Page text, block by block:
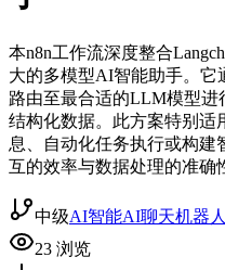
本n8n工作流深度整合
大的多模型AI智能助手。它
路由至最合适的LLM模型
结构化数据。此方案特别适
息、自动化任务执行或构
互的效率与数据处理的准确
中级AI智能AI聊天机器人
23 浏览